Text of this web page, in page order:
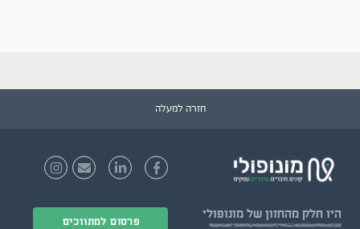
חזרה למעלה
היו חלק מהחזון של מונופולי פרסום למתווכים